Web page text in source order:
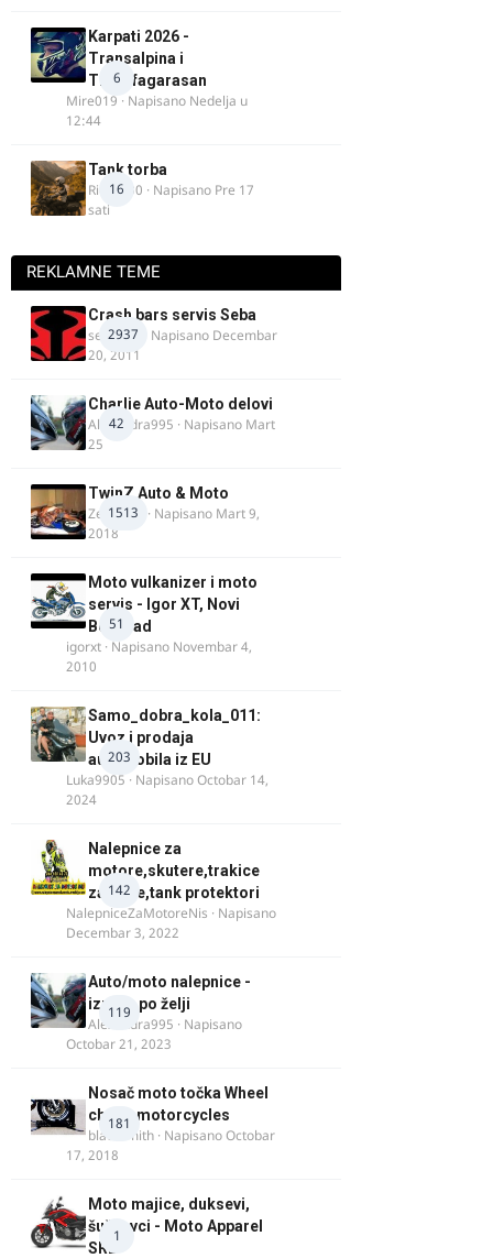
6
Karpati 2026 -
Transalpina i
Transfagarasan
Mire019 · Napisano Nedelja u
12:44
16
Tank torba
Rider000 · Napisano Pre 17
sati
REKLAMNE TEME
2937
Crash bars servis Seba
seba011 · Napisano Decembar
20, 2011
42
Charlie Auto-Moto delovi
Alexandra995 · Napisano Mart
25
1513
TwinZ Auto & Moto
Zeljkamp · Napisano Mart 9,
2018
51
Moto vulkanizer i moto
servis - Igor XT, Novi
Beograd
igorxt · Napisano Novembar 4,
2010
203
Samo_dobra_kola_011:
Uvoz i prodaja
automobila iz EU
Luka9905 · NapisanoOctobar 14,
2024
142
Nalepnice za
motore,skutere,trakice
za felne,tank protektori
NalepniceZaMotoreNis · Napisano
Decembar 3, 2022
119
Auto/moto nalepnice -
izrada po želji
Alexandra995 · Napisano
Octobar 21, 2023
181
Nosač moto točka Wheel
chock motorcycles
blacksmith · NapisanoOctobar
17, 2018
1
Moto majice, duksevi,
šuškavci - Moto Apparel
SRB